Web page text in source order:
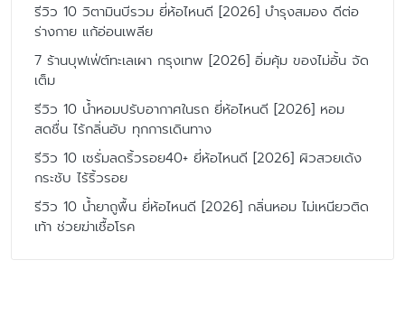
รีวิว 10 วิตามินบีรวม ยี่ห้อไหนดี [2026] บำรุงสมอง ดีต่อ
ร่างกาย แก้อ่อนเพลีย
7 ร้านบุฟเฟ่ต์ทะเลเผา กรุงเทพ [2026] อิ่มคุ้ม ของไม่อั้น จัด
เต็ม
รีวิว 10 น้ำหอมปรับอากาศในรถ ยี่ห้อไหนดี [2026] หอม
สดชื่น ไร้กลิ่นอับ ทุกการเดินทาง
รีวิว 10 เซรั่มลดริ้วรอย40+ ยี่ห้อไหนดี [2026] ผิวสวยเด้ง
กระชับ ไร้ริ้วรอย
รีวิว 10 น้ำยาถูพื้น ยี่ห้อไหนดี [2026] กลิ่นหอม ไม่เหนียวติด
เท้า ช่วยฆ่าเชื้อโรค